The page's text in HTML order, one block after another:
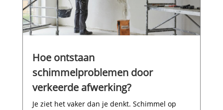
Hoe ontstaan
schimmelproblemen door
verkeerde afwerking?
Je ziet het vaker dan je denkt.​ Schimmel op